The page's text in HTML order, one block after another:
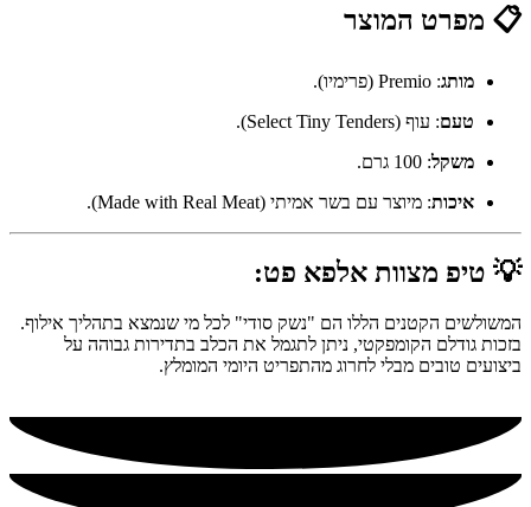
📋 מפרט המוצר
מותג: Premio (פרימיו).
טעם: עוף (Select Tiny Tenders).
משקל: 100 גרם.
איכות: מיוצר עם בשר אמיתי (Made with Real Meat).
💡 טיפ מצוות אלפא פט:
המשולשים הקטנים הללו הם "נשק סודי" לכל מי שנמצא בתהליך אילוף.
בזכות גודלם הקומפקטי, ניתן לתגמל את הכלב בתדירות גבוהה על
ביצועים טובים מבלי לחרוג מהתפריט היומי המומלץ.